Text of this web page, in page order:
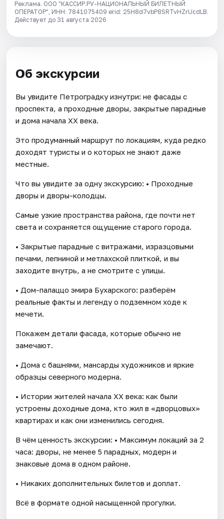
Реклама. ООО "КАССИР.РУ-НАЦИОНАЛЬНЫЙ БИЛЕТНЫЙ
ОПЕРАТОР", ИНН: 7841075409 erid: 25H8d7vbP8SRTvHZrUcdLB.
Действует до 31 августа 2026
Об экскурсии
Вы увидите Петроградку изнутри: не фасады с
проспекта, а проходные дворы, закрытые парадные
и дома начала XX века.
Это продуманный маршрут по локациям, куда редко
доходят туристы и о которых не знают даже
местные.
Что вы увидите за одну экскурсию: • Проходные
дворы и дворы-колодцы.
Самые узкие пространства района, где почти нет
света и сохраняется ощущение старого города.
• Закрытые парадные с витражами, изразцовыми
печами, лепниной и метлахской плиткой, и вы
заходите внутрь, а не смотрите с улицы.
• Дом-палаццо эмира Бухарского: разберём
реальные факты и легенду о подземном ходе к
мечети.
Покажем детали фасада, которые обычно не
замечают.
• Дома с башнями, мансарды художников и яркие
образцы северного модерна.
• Истории жителей начала XX века: как были
устроены доходные дома, кто жил в «дворцовых»
квартирах и как они изменились сегодня.
В чём ценность экскурсии: • Максимум локаций за 2
часа: дворы, не менее 5 парадных, модерн и
знаковые дома в одном районе.
• Никаких дополнительных билетов и доплат.
Всё в формате одной насыщенной прогулки.